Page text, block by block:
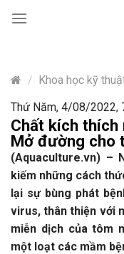
content
/ Khoa học kỹ
Thứ Năm, 4/08/2022,
Chất kích thích
Mở đường cho
(Aquaculture.vn) –
kiếm những cách
lại sự bùng phát
virus, thân thiện với
miễn dịch của tôm
một loạt các mầm